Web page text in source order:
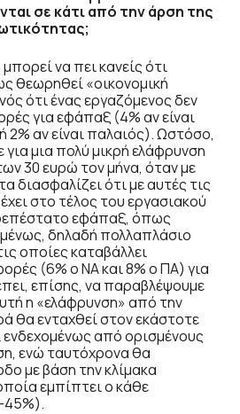
σε κάτι από την άρση της
να πει κανείς ότι
θεωρηθεί «οικονομική
ότι ένας εργαζόμενος δεν
για εφάπαξ (4% αν είναι
2% αν είναι παλαιός). Ωστόσο,
για μια πολύ μικρή ελάφρυνση
30 ευρώ τον μήνα, όταν με
διασφαλίζει ότι με αυτές τις
στο τέλος του εργασιακού
εφάπαξ, όπως
δηλαδή πολλαπλάσιο
οποίες καταβάλλει
(6% ο ΝΑ και 8% ο ΠΑ) για
επίσης, να παραβλέψουμε
η «ελάφρυνση» από την
θα ενταχθεί στον εκάστοτε
από ορισμένους
ενώ ταυτόχρονα θα
με βάση την κλίμακα
εμπίπτει ο κάθε
45%).